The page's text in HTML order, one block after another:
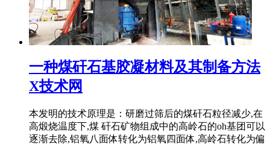
一种煤矸石基胶凝材料及其制备方法
X技术网
本发明的技术原理是：研磨过筛后的煤矸石粒径减少,在
高煅烧温度下,煤 矸石矿物组成中的高岭石的oh基团可以
逐渐去除,铝氧八面体转化为铝氧四面体,高岭石转化为偏
.